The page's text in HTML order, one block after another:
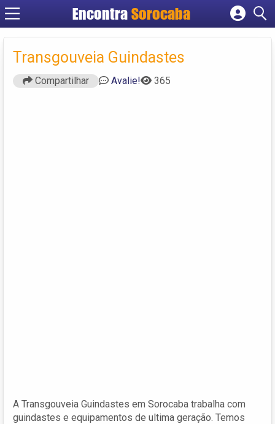
EncontraSorocaba
Cadastrar empresa
Criar conta
Transgouveia Guindastes
Compartilhar Avalie! 365
A Transgouveia Guindastes em Sorocaba trabalha com
guindastes e equipamentos de ultima geração. Temos